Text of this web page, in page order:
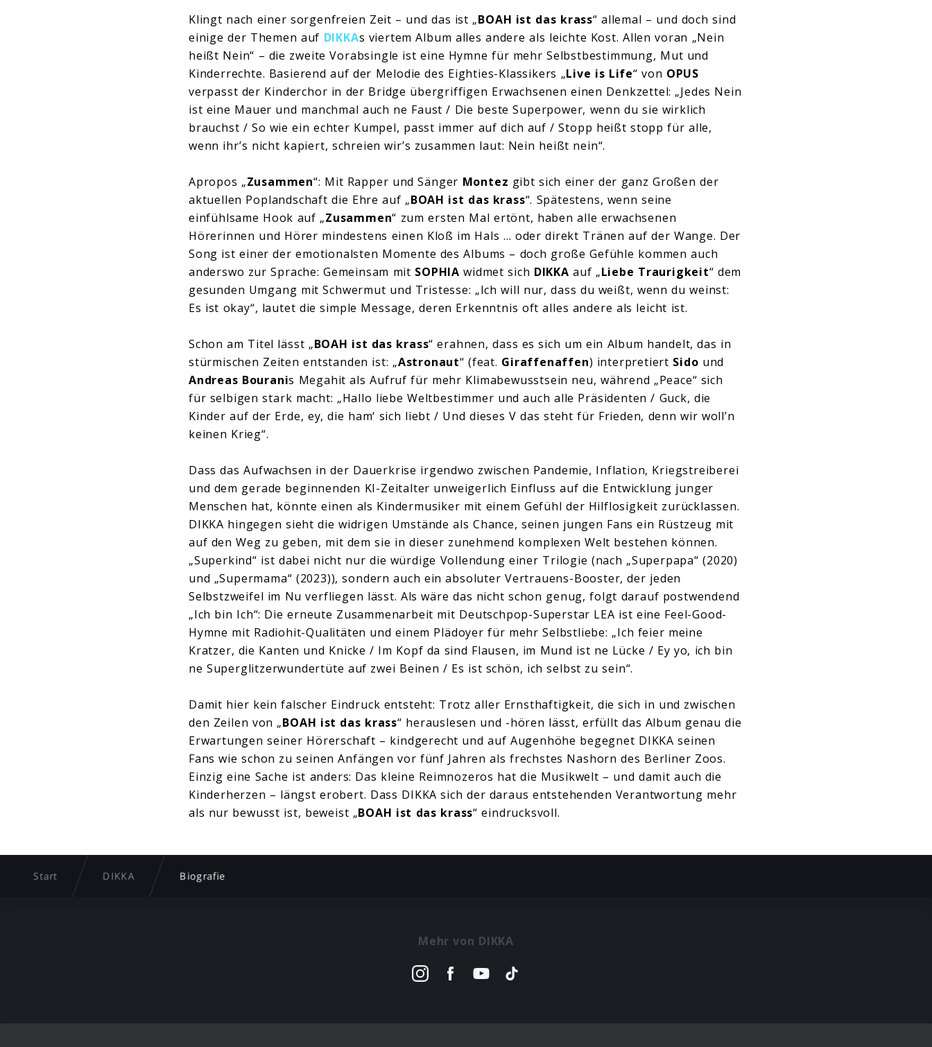
Klingt nach einer sorgenfreien Zeit – und das ist „BOAH ist das krass“ allemal – und doch sind
einige der Themen auf DIKKAs viertem Album alles andere als leichte Kost. Allen voran „Nein
heißt Nein“ – die zweite Vorabsingle ist eine Hymne für mehr Selbstbestimmung, Mut und
Kinderrechte. Basierend auf der Melodie des Eighties-Klassikers „Live is Life“ von OPUS
verpasst der Kinderchor in der Bridge übergriffigen Erwachsenen einen Denkzettel: „Jedes Nein
ist eine Mauer und manchmal auch ne Faust / Die beste Superpower, wenn du sie wirklich
brauchst / So wie ein echter Kumpel, passt immer auf dich auf / Stopp heißt stopp für alle,
wenn ihr’s nicht kapiert, schreien wir’s zusammen laut: Nein heißt nein“.
Apropos „Zusammen“: Mit Rapper und Sänger Montez gibt sich einer der ganz Großen der
aktuellen Poplandschaft die Ehre auf „BOAH ist das krass“. Spätestens, wenn seine
einfühlsame Hook auf „Zusammen“ zum ersten Mal ertönt, haben alle erwachsenen
Hörerinnen und Hörer mindestens einen Kloß im Hals … oder direkt Tränen auf der Wange. Der
Song ist einer der emotionalsten Momente des Albums – doch große Gefühle kommen auch
anderswo zur Sprache: Gemeinsam mit SOPHIA widmet sich DIKKA auf „Liebe Traurigkeit“ dem
gesunden Umgang mit Schwermut und Tristesse: „Ich will nur, dass du weißt, wenn du weinst:
Es ist okay“, lautet die simple Message, deren Erkenntnis oft alles andere als leicht ist.
Schon am Titel lässt „BOAH ist das krass“ erahnen, dass es sich um ein Album handelt, das in
stürmischen Zeiten entstanden ist: „Astronaut“ (feat. Giraffenaffen) interpretiert Sido und
Andreas Bouranis Megahit als Aufruf für mehr Klimabewusstsein neu, während „Peace“ sich
für selbigen stark macht: „Hallo liebe Weltbestimmer und auch alle Präsidenten / Guck, die
Kinder auf der Erde, ey, die ham‘ sich liebt / Und dieses V das steht für Frieden, denn wir woll’n
keinen Krieg“.
Dass das Aufwachsen in der Dauerkrise irgendwo zwischen Pandemie, Inflation, Kriegstreiberei
und dem gerade beginnenden KI-Zeitalter unweigerlich Einfluss auf die Entwicklung junger
Menschen hat, könnte einen als Kindermusiker mit einem Gefühl der Hilflosigkeit zurücklassen.
DIKKA hingegen sieht die widrigen Umstände als Chance, seinen jungen Fans ein Rüstzeug mit
auf den Weg zu geben, mit dem sie in dieser zunehmend komplexen Welt bestehen können.
„Superkind“ ist dabei nicht nur die würdige Vollendung einer Trilogie (nach „Superpapa“ (2020)
und „Supermama“ (2023)), sondern auch ein absoluter Vertrauens-Booster, der jeden
Selbstzweifel im Nu verfliegen lässt. Als wäre das nicht schon genug, folgt darauf postwendend
„Ich bin Ich“: Die erneute Zusammenarbeit mit Deutschpop-Superstar LEA ist eine Feel-Good-
Hymne mit Radiohit-Qualitäten und einem Plädoyer für mehr Selbstliebe: „Ich feier meine
Kratzer, die Kanten und Knicke / Im Kopf da sind Flausen, im Mund ist ne Lücke / Ey yo, ich bin
ne Superglitzerwundertüte auf zwei Beinen / Es ist schön, ich selbst zu sein“.
Damit hier kein falscher Eindruck entsteht: Trotz aller Ernsthaftigkeit, die sich in und zwischen
den Zeilen von „BOAH ist das krass“ herauslesen und -hören lässt, erfüllt das Album genau die
Erwartungen seiner Hörerschaft – kindgerecht und auf Augenhöhe begegnet DIKKA seinen
Fans wie schon zu seinen Anfängen vor fünf Jahren als frechstes Nashorn des Berliner Zoos.
Einzig eine Sache ist anders: Das kleine Reimnozeros hat die Musikwelt – und damit auch die
Kinderherzen – längst erobert. Dass DIKKA sich der daraus entstehenden Verantwortung mehr
als nur bewusst ist, beweist „BOAH ist das krass“ eindrucksvoll.
Start DIKKA Biografie
Mehr von DIKKA